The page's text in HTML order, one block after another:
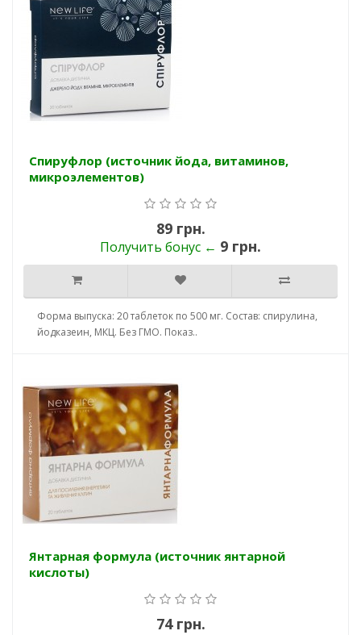
Спируфлор (источник йода, витаминов,
микроэлементов)
89 грн.
Получить бонус ← 9 грн.
Форма выпуска: 20 таблеток по 500 мг. Состав: спирулина,
йодказеин, МКЦ. Без ГМО. Показ..
Янтарная формула (источник янтарной
кислоты)
74 грн.